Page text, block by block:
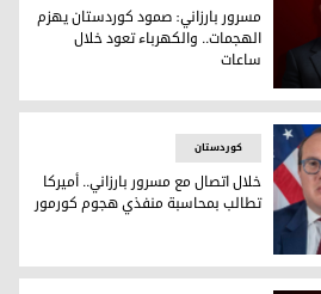
مسرور بارزاني
مسرور بارزاني: صمود كوردستان يهزم
الهجمات.. والكهرباء تعود خلال
ساعات
أميركا تطالب بمحاسبة منفذي
کوردستان
خلال اتصال مع مسرور بارزاني.. أميركا
تطالب بمحاسبة منفذي هجوم كورمور